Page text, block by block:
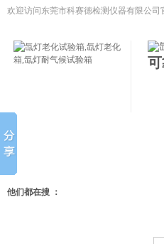
欢迎访问东莞市科赛德检测仪器有限公
他们都在搜 ：